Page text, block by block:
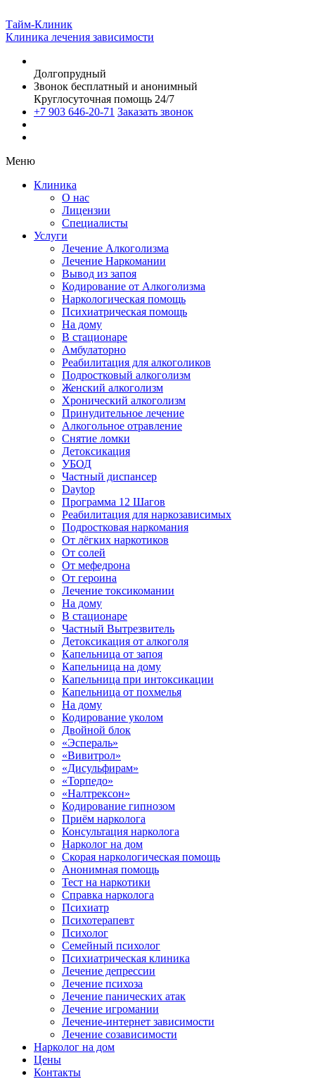
Тайм-Клиник
Клиника лечения зависимости
Долгопрудный
Звонок бесплатный и анонимный
Круглосуточная помощь 24/7
+7 903 646-20-71 Заказать звонок
Меню
Клиника
О нас
Лицензии
Специалисты
Услуги
Лечение Алкоголизма
Лечение Наркомании
Вывод из запоя
Кодирование от Алкоголизма
Наркологическая помощь
Психиатрическая помощь
На дому
В стационаре
Амбулаторно
Реабилитация для алкоголиков
Подростковый алкоголизм
Женский алкоголизм
Хронический алкоголизм
Принудительное лечение
Алкогольное отравление
Снятие ломки
Детоксикация
УБОД
Частный диспансер
Daytop
Программа 12 Шагов
Реабилитация для наркозависимых
Подростковая наркомания
От лёгких наркотиков
От солей
От мефедрона
От героина
Лечение токсикомании
На дому
В стационаре
Частный Вытрезвитель
Детоксикация от алкоголя
Капельница от запоя
Капельница на дому
Капельница при интоксикации
Капельница от похмелья
На дому
Кодирование уколом
Двойной блок
«Эспераль»
«Вивитрол»
«Дисульфирам»
«Торпедо»
«Налтрексон»
Кодирование гипнозом
Приём нарколога
Консультация нарколога
Нарколог на дом
Скорая наркологическая помощь
Анонимная помощь
Тест на наркотики
Справка нарколога
Психиатр
Психотерапевт
Психолог
Семейный психолог
Психиатрическая клиника
Лечение депрессии
Лечение психоза
Лечение панических атак
Лечение игромании
Лечение-интернет зависимости
Лечение созависимости
Нарколог на дом
Цены
Контакты